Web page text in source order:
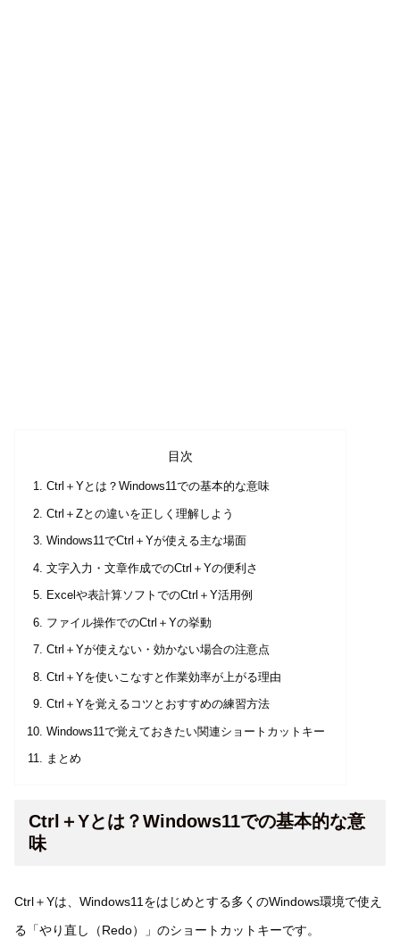
目次
Ctrl＋Yとは？Windows11での基本的な意味
Ctrl＋Zとの違いを正しく理解しよう
Windows11でCtrl＋Yが使える主な場面
文字入力・文章作成でのCtrl＋Yの便利さ
Excelや表計算ソフトでのCtrl＋Y活用例
ファイル操作でのCtrl＋Yの挙動
Ctrl＋Yが使えない・効かない場合の注意点
Ctrl＋Yを使いこなすと作業効率が上がる理由
Ctrl＋Yを覚えるコツとおすすめの練習方法
Windows11で覚えておきたい関連ショートカットキー
まとめ
Ctrl＋Yとは？Windows11での基本的な意
味
Ctrl＋Yは、Windows11をはじめとする多くのWindows環境で使え
る「やり直し（Redo）」のショートカットキーです。